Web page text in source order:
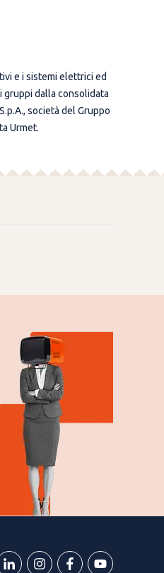
e i sistemi elettrici ed
gruppi dalla consolidata
società del Gruppo
Urmet.